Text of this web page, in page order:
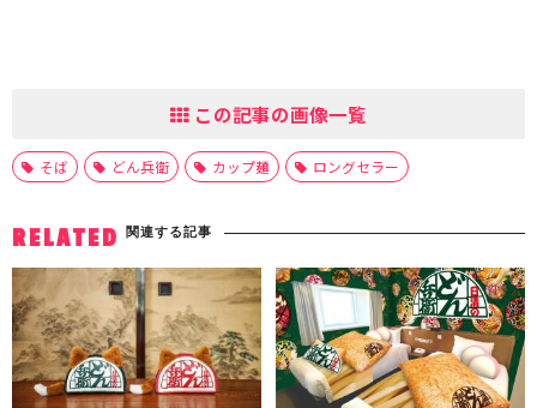
この記事の画像一覧
そば どん兵衛 カップ麺 ロングセラー
RELATED 関連する記事